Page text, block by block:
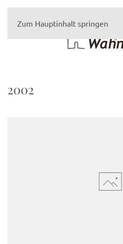
Zum Hauptinhalt springen
2002